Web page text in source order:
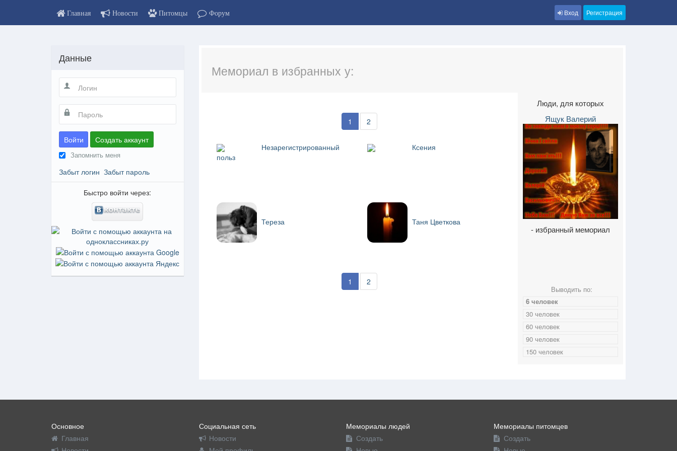
Главная Новости Питомцы Форум Вход Регистрация
Мемориал в избранных у:
1 2
Незарегистрированный
польз
Ксения
Тереза Таня Цветкова
1 2
Люди, для которых
Ящук Валерий
- избранный мемориал
Выводить по:
6 человек
30 человек
60 человек
90 человек
150 человек
Данные
Войти Создать аккаунт
Запомнить меня
Забыт логин Забыт пароль
Быстро войти через:
Основное
Главная
Социальная сеть
Новости
Мемориалы людей
Создать
Мемориалы питомцев
Создать